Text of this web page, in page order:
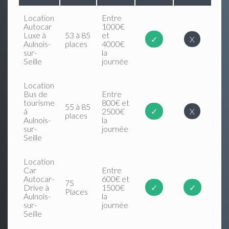
Location
Autocar
Luxe à
Aulnois-
sur-
Seille
53 à 85
places
Entre
1000€
et
4000€
la
journée
✓ X
Location
Bus de
tourisme
à
Aulnois-
sur-
Seille
55 à 85
places
Entre
800€ et
2500€
la
journée
✓ X
Location
Car
Autocar-
Drive à
Aulnois-
sur-
Seille
75
Places
Entre
600€ et
1500€
la
journée
✓ ✓